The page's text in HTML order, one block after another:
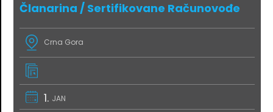
Članarina / Sertifikovane Računovođe
Crna Gora
1. JAN